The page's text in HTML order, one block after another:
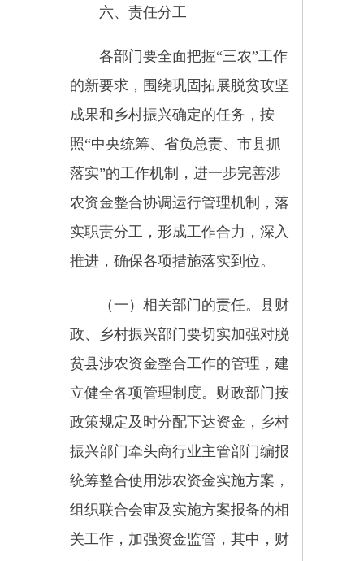
资金及时分解下达到责任部门和项
做好项目验收工作。
文件下载：
关于印发《乌恰
知
附件1：XX年XX县涉农资
附件2：XX年XX县使用财
政涉农资金统计表
关于《关于印发〈乌恰县继续
支持脱贫县统筹整合使用财政
通知》的政策解读
主办：新疆乌恰县人民政府办公室承办：新疆乌恰县政务服务
政府网站标识码：6530240001新公网安备65302402000101号
地 址：新疆克州乌恰县光明路1号联系电话：0908-4621030